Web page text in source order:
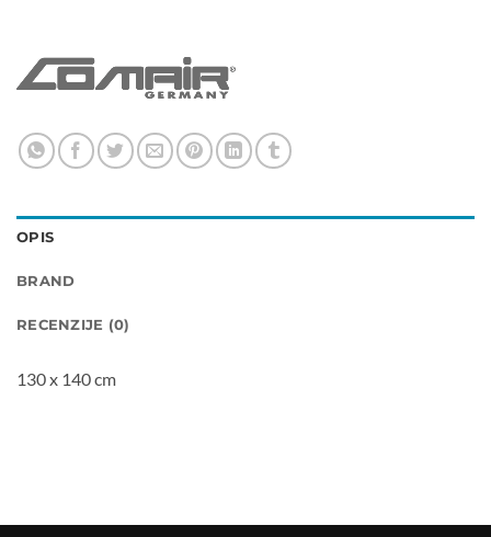
OPIS
BRAND
RECENZIJE (0)
130 x 140 cm